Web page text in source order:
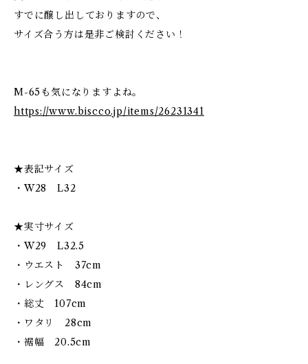
すでに醸し出しておりますので、
サイズ合う方は是非ご検討ください！
M-65も気になりますよね。
https://www.biscco.jp/items/26231341
★表記サイズ
・W28 L32
★実寸サイズ
・W29 L32.5
・ウエスト 37cm
・レングス 84cm
・総丈 107cm
・ワタリ 28cm
・裾幅 20.5cm